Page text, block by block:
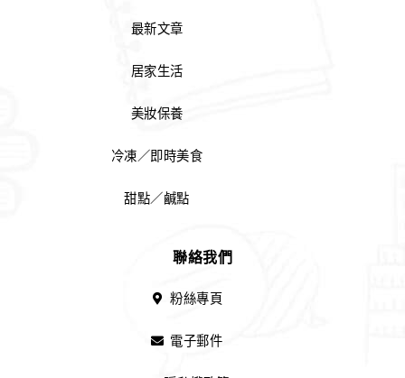
最新文章
居家生活
美妝保養
冷凍／即時美食
甜點／鹹點
聯絡我們
粉絲專頁
電子郵件